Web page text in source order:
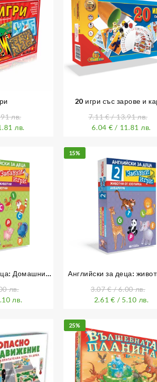
лв.
лв.
20 игри със зарове и
7.11€/ 13.91 лв.
6.04 € / 11.81 лв.
Домашни
лв.
лв.
15%
Английски за деца:
3.07€/ 6.00 лв.
2.61€ / 5.10 лв.
25%